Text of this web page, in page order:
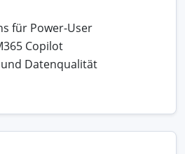
für Power-User
Copilot
Datenqualität